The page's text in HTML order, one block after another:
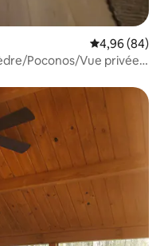
Note
4,96 (84)
Poconos/Vue privée
plus aimés